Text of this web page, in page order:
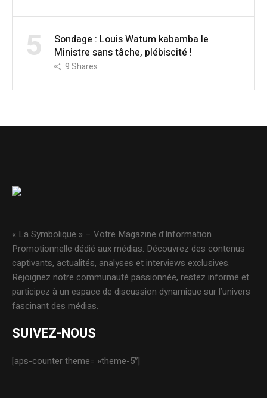
5
Sondage : Louis Watum kabamba le
Ministre sans tâche, plébiscité !
9Shares
« La Symbolique » – Votre Magazine d’Information
Promotionnelle dédié aux médias. Découvrez des contenus
captivants, actualités, analyses et interviews exclusives.
Rejoignez notre communauté passionnée, restez informé et
participez à un espace de discussion dynamique sur l’univers
fascinant des médias.
SUIVEZ-NOUS
[aps-counter theme= »theme-5″]